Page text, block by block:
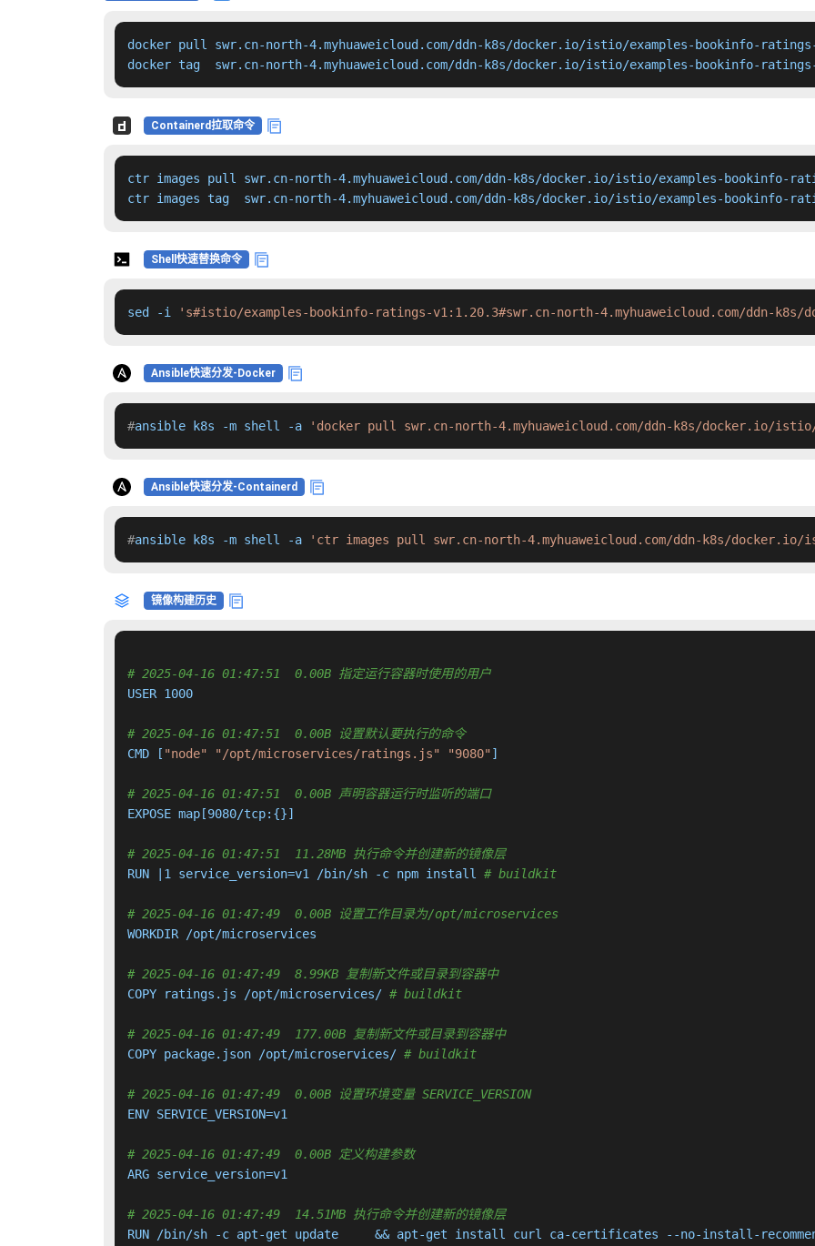
docker pull swr.cn-north-4.myhuaweicloud.com/ddn-k8s/docker.io/istio/examples-bookinfo-
docker tag  swr.cn-north-4.myhuaweicloud.com/ddn-k8s/docker.io/istio/examples-bookinfo-
Containerd拉取命令
ctr images pull swr.cn-north-4.myhuaweicloud.com/ddn-k8s/docker.io/istio/examples-bookinfo-
ctr images tag  swr.cn-north-4.myhuaweicloud.com/ddn-k8s/docker.io/istio/examples-
Shell快速替换命令
sed -i 's#istio/examples-bookinfo-ratings-v1:1.20.3#swr.cn-north-4.myhuaweicloud.com/ddn-
Ansible快速分发-Docker
#ansible k8s -m shell -a 'docker pull swr.cn-north-4.myhuaweicloud.com/ddn-k8s/docker.io/
Ansible快速分发-Containerd
#ansible k8s -m shell -a 'ctr images pull swr.cn-north-4.myhuaweicloud.com/ddn-k8s/
镜像构建历史
# 2025-04-16 01:47:51  0.00B 指定运行容器时使用的用户
USER 1000
# 2025-04-16 01:47:51  0.00B 设置默认要执行的命令
CMD [ "node" "/opt/microservices/ratings.js" "9080" ]
# 2025-04-16 01:47:51  0.00B 声明容器运行时监听的端口
EXPOSE map[9080/tcp:{}]
# 2025-04-16 01:47:51  11.28MB 执行命令并创建新的镜像层
RUN |1 service_version=v1 /bin/sh -c npm install # buildkit
# 2025-04-16 01:47:49  0.00B 设置工作目录为/opt/microservices
WORKDIR /opt/microservices
# 2025-04-16 01:47:49  8.99KB 复制新文件或目录到容器中
COPY ratings.js /opt/microservices/ # buildkit
# 2025-04-16 01:47:49  177.00B 复制新文件或目录到容器中
COPY package.json /opt/microservices/ # buildkit
# 2025-04-16 01:47:49  0.00B 设置环境变量 SERVICE_VERSION
ENV SERVICE_VERSION=v1
# 2025-04-16 01:47:49  0.00B 定义构建参数
ARG service_version=v1
# 2025-04-16 01:47:49  14.51MB 执行命令并创建新的镜像层
RUN /bin/sh -c apt-get update     && apt-get install curl ca-certificates --no-install-